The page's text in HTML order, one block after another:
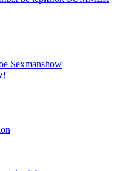
Sexmanshow